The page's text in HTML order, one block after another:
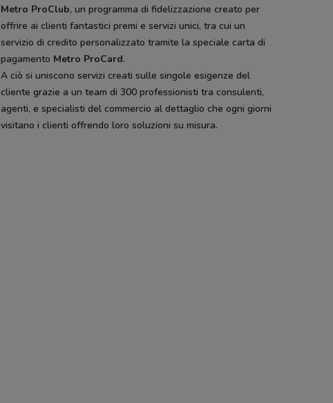
Metro ProClub, un programma di fidelizzazione creato per
offrire ai clienti fantastici premi e servizi unici, tra cui un
servizio di credito personalizzato tramite la speciale carta di
pagamento Metro ProCard.
A ciò si uniscono servizi creati sulle singole esigenze del
cliente grazie a un team di 300 professionisti tra consulenti,
agenti, e specialisti del commercio al dettaglio che ogni giorni
visitano i clienti offrendo loro soluzioni su misura.